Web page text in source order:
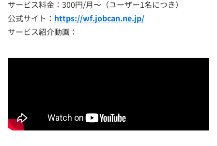
サービス料金：300円/月〜（ユーザー1名につき）
公式サイト： https://wf.jobcan.ne.jp/
サービス紹介動画：